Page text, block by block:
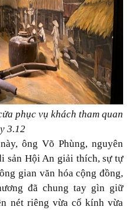
phục vụ khách tham quan
3.12
ông Võ Phùng, nguyên
sản Hội An giải thích, sự tự
gian văn hóa cộng đồng,
đã chung tay gìn giữ
nét riêng vừa cổ kính vừa